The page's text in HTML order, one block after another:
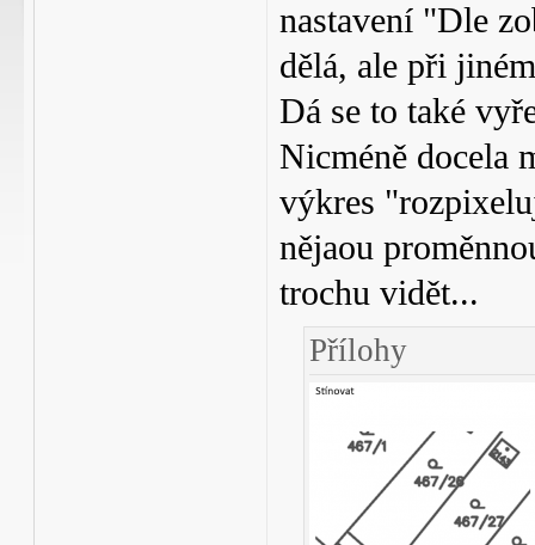
nastavení "Dle
dělá, ale při
Dá se to také
Nicméně docela
výkres
nějaou
trochu vidět...
Přílohy